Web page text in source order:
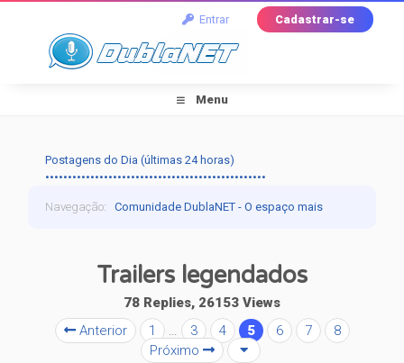
Entrar Cadastrar-se
Menu
Postagens do Dia (últimas 24 horas)
•••••••••••••••••••••••••••••••••••••••••••••••••
Navegação:Comunidade DublaNET - O espaço mais
Trailers legendados
78 Replies, 26153 Views
Anterior
1 … 3 4 5 6 7
8
Próximo